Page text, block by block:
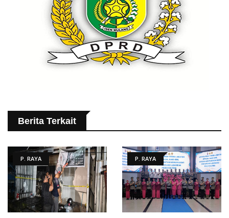
Berita Terkait
P. RAYA P. RAYA